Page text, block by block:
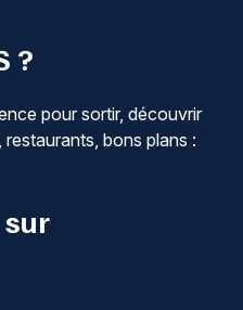
?
pour sortir, découvrir
bons plans :
sur